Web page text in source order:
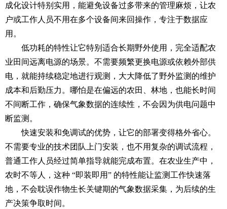
成化设计特别实用，能避免设备过多带来的管理麻烦，让农
户或工作人员不用在多个设备间来回操作，专注于数据应
用。
低功耗的特性让它特别适合长期野外使用，完全适配农
业田间远离电源的场景。不需要频繁更换电源或依赖外部供
电，就能持续稳定地进行观测，大大降低了野外监测的维护
成本和后勤压力。哪怕是在偏远的农田、林地，也能长时间
不间断工作，确保气象数据的连续性，不会因为供电问题中
断监测。
快速安装和免调试的优势，让它的部署变得格外省心。
不需要专业的技术团队上门安装，也不用复杂的调试流程，
普通工作人员经过简单指导就能完成布置。在农业生产中，
农时不等人，这种 “即装即用” 的特性能让监测工作快速落
地，不会耽误作物生长关键期的气象数据采集，为后续的生
产决策争取时间。